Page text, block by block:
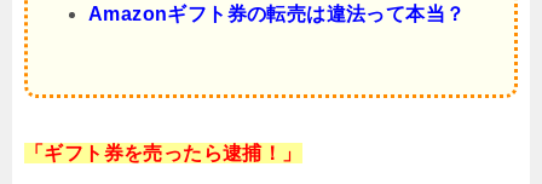
Amazonギフト券の転売は違法って本当？
「ギフト券を売ったら逮捕！」